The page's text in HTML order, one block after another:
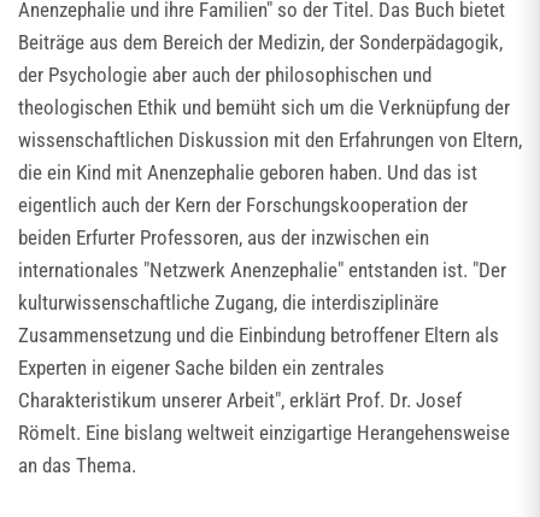
Anenzephalie und ihre Familien" so der Titel. Das Buch bietet
Beiträge aus dem Bereich der Medizin, der Sonderpädagogik,
der Psychologie aber auch der philosophischen und
theologischen Ethik und bemüht sich um die Verknüpfung der
wissenschaftlichen Diskussion mit den Erfahrungen von Eltern,
die ein Kind mit Anenzephalie geboren haben. Und das ist
eigentlich auch der Kern der Forschungskooperation der
beiden Erfurter Professoren, aus der inzwischen ein
internationales "Netzwerk Anenzephalie" entstanden ist. "Der
kulturwissenschaftliche Zugang, die interdisziplinäre
Zusammensetzung und die Einbindung betroffener Eltern als
Experten in eigener Sache bilden ein zentrales
Charakteristikum unserer Arbeit", erklärt Prof. Dr. Josef
Römelt. Eine bislang weltweit einzigartige Herangehensweise
an das Thema.